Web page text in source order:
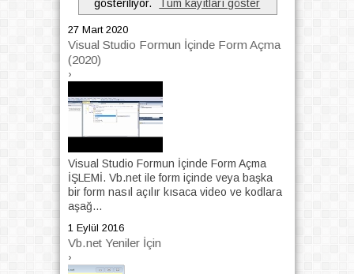
gösteriliyor.
Tüm kayıtları göster
27 Mart 2020
Visual Studio Formun İçinde Form Açma
(2020)
›
Visual Studio Formun İçinde Form Açma
İŞLEMİ. Vb.net ile form içinde veya başka
bir form nasıl açılır kısaca video ve kodlara
aşağ...
1 Eylül 2016
Vb.net Yeniler İçin
›